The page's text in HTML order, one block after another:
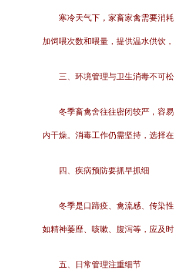
寒冷天气下，家畜家禽需要消
加饲喂次数和喂量，提供温水供饮
三、环境管理与卫生消毒不可
冬季畜禽舍往往密闭较严，容
内干燥。消毒工作仍需坚持，选择
四、疾病预防要抓早抓细
冬季是口蹄疫、禽流感、传染
如精神萎靡、咳嗽、腹泻等，应及
五、日常管理注重细节